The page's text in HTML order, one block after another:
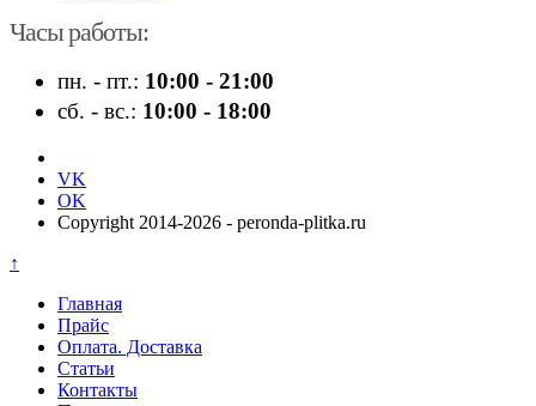
Часы работы:
пн. - пт.: 10:00 - 21:00
сб. - вс.: 10:00 - 18:00
VK
OK
Copyright 2014-2026 - peronda-plitka.ru
↑
Главная
Прайс
Оплата. Доставка
Статьи
Контакты